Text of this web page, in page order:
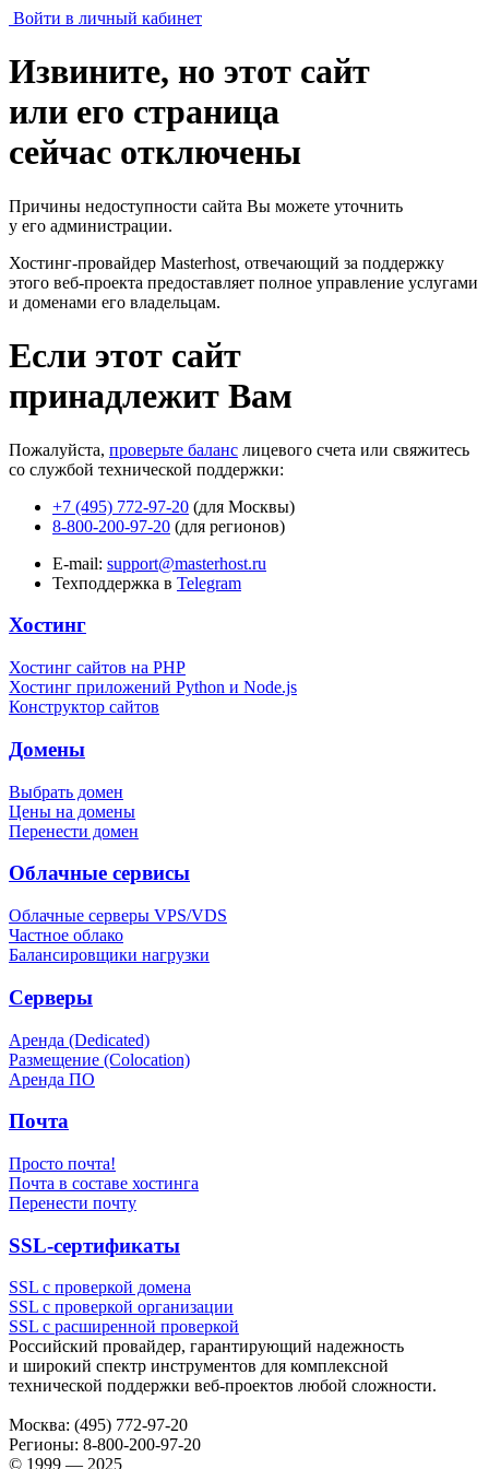
Войти в личный кабинет
Извините, но этот сайт
или его страница
сейчас отключены
Причины недоступности сайта Вы можете уточнить
у его администрации.
Хостинг-провайдер Masterhost, отвечающий за поддержку
этого веб-проекта предоставляет полное управление услугами
и доменами его владельцам.
Если этот сайт
принадлежит Вам
Пожалуйста, проверьте баланс лицевого счета или свяжитесь
со службой технической поддержки:
+7 (495) 772-97-20 (для Москвы)
8-800-200-97-20 (для регионов)
E-mail: support@masterhost.ru
Техподдержка в Telegram
Хостинг
Хостинг сайтов на PHP
Хостинг приложений Python и Node.js
Конструктор сайтов
Домены
Выбрать домен
Цены на домены
Перенести домен
Облачные сервисы
Облачные серверы VPS/VDS
Частное облако
Балансировщики нагрузки
Серверы
Аренда (Dedicated)
Размещение (Colocation)
Аренда ПО
Почта
Просто почта!
Почта в составе хостинга
Перенести почту
SSL-сертификаты
SSL с проверкой домена
SSL с проверкой организации
SSL с расширенной проверкой
Российский провайдер, гарантирующий надежность
и широкий спектр инструментов для комплексной
технической поддержки веб-проектов любой сложности.
Москва: (495) 772-97-20
Регионы: 8-800-200-97-20
© 1999 — 2025